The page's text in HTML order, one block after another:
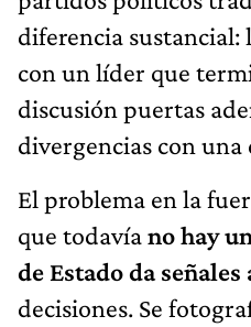
diferencia sustancial:
con un líder que
discusión puertas
divergencias con
El problema en la
que todavíano hay
de Estado da
decisiones. Se